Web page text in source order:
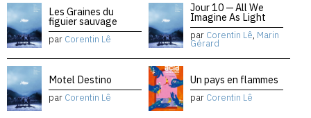
Les Graines du
figuier sauvage
par Corentin Lê
Jour 10 — All We
Imagine As Light
par Corentin Lê, Marin
Gérard
Motel Destino
par Corentin Lê
Un pays en flammes
par Corentin Lê